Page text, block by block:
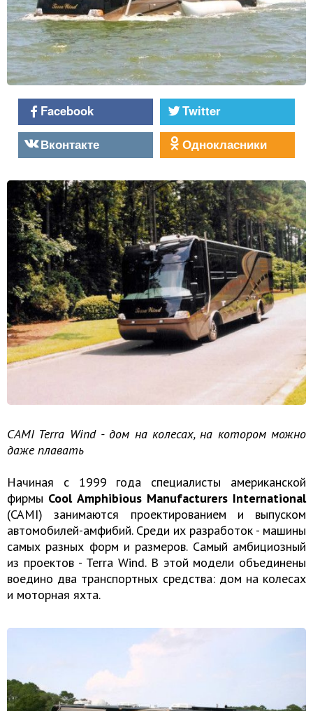
Facebook
Twitter
Вконтакте
Однокласники
CAMI Terra Wind - дом на колесах, на котором можно
даже плавать
Начиная с 1999 года специалисты американской
фирмы Cool Amphibious Manufacturers International
(CAMI) занимаются проектированием и выпуском
автомобилей-амфибий. Среди их разработок - машины
самых разных форм и размеров. Самый амбициозный
из проектов - Terra Wind. В этой модели объединены
воедино два транспортных средства: дом на колесах
и моторная яхта.